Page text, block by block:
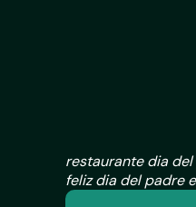
restaurante dia
feliz dia del padre